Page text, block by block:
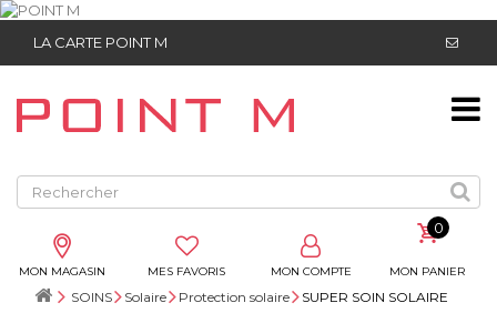
LA CARTE POINT M
MON MAGASIN MES FAVORIS MON COMPTE
0
MON PANIER
SOINS Solaire Protection solaire
SUPER SOIN SOLAIRE